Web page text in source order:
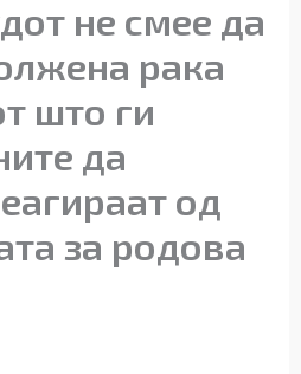
не смее да
рака
што ги
да
од
за родова